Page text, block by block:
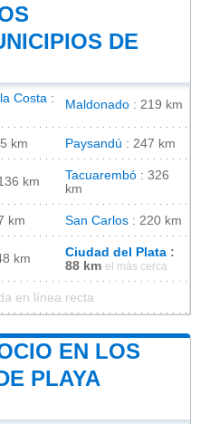
DE
Costa :
Maldonado : 219 km
km Paysandú : 247 km
km Tacuarembó : 326
km
km San Carlos : 220 km
km Ciudad del Plata :
88 km el más cerca
en línea recta
EN LOS
PLAYA